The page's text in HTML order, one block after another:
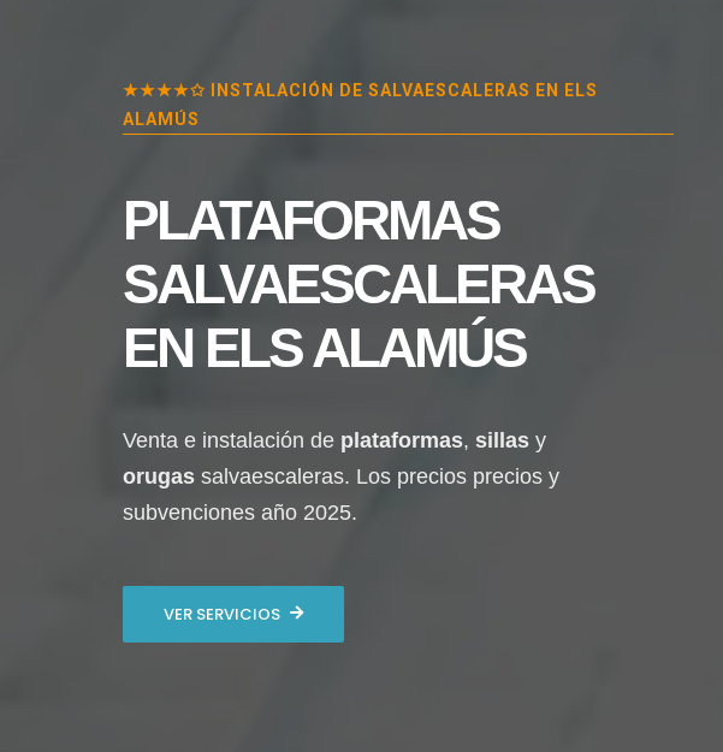
★★★★✩ INSTALACIÓN DE SALVAESCALERAS EN ELS
ALAMÚS
PLATAFORMAS
SALVAESCALERAS
EN ELS ALAMÚS
Venta e instalación de plataformas, sillas y
orugas salvaescaleras. Los precios precios y
subvenciones año 2025.
VER SERVICIOS